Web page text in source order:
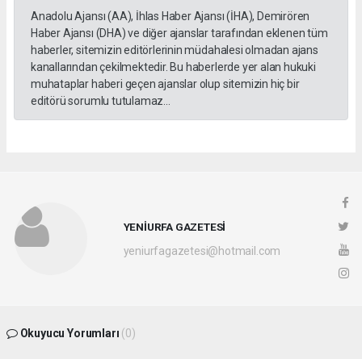
Anadolu Ajansı (AA), İhlas Haber Ajansı (İHA), Demirören
Haber Ajansı (DHA) ve diğer ajanslar tarafından eklenen tüm
haberler, sitemizin editörlerinin müdahalesi olmadan ajans
kanallarından çekilmektedir. Bu haberlerde yer alan hukuki
muhataplar haberi geçen ajanslar olup sitemizin hiç bir
editörü sorumlu tutulamaz...
YENİURFA GAZETESİ
yeniurfagazetesi@hotmail.com
Okuyucu Yorumları (0)